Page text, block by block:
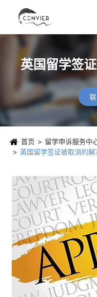
英国留学签
首页 留学申诉服务中
英国留学签证被取消的解